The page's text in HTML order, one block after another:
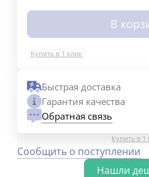
В
Купить в 1 клик
Быстрая доставка
Гарантия качества
Обратная связь
Купить в 1
Сообщить о поступлении